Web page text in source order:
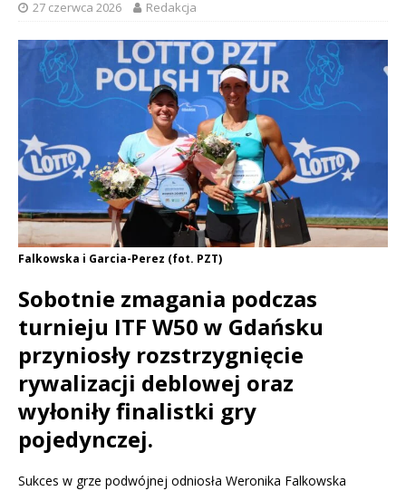
27 czerwca 2026 Redakcja
Falkowska i Garcia-Perez (fot. PZT)
Sobotnie zmagania podczas
turnieju ITF W50 w Gdańsku
przyniosły rozstrzygnięcie
rywalizacji deblowej oraz
wyłoniły finalistki gry
pojedynczej.
Sukces w grze podwójnej odniosła Weronika Falkowska